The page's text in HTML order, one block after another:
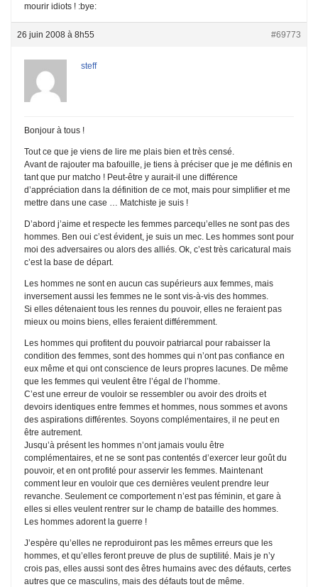
mourir idiots ! :bye:
26 juin 2008 à 8h55 #69773
steff
Bonjour à tous !
Tout ce que je viens de lire me plais bien et très censé.
Avant de rajouter ma bafouille, je tiens à préciser que je me définis en
tant que pur matcho ! Peut-être y aurait-il une différence
d’appréciation dans la définition de ce mot, mais pour simplifier et me
mettre dans une case … Matchiste je suis !
D’abord j’aime et respecte les femmes parcequ’elles ne sont pas des
hommes. Ben oui c’est évident, je suis un mec. Les hommes sont pour
moi des adversaires ou alors des alliés. Ok, c’est très caricatural mais
c’est la base de départ.
Les hommes ne sont en aucun cas supérieurs aux femmes, mais
inversement aussi les femmes ne le sont vis-à-vis des hommes.
Si elles détenaient tous les rennes du pouvoir, elles ne feraient pas
mieux ou moins biens, elles feraient différemment.
Les hommes qui profitent du pouvoir patriarcal pour rabaisser la
condition des femmes, sont des hommes qui n’ont pas confiance en
eux même et qui ont conscience de leurs propres lacunes. De même
que les femmes qui veulent être l’égal de l’homme.
C’est une erreur de vouloir se ressembler ou avoir des droits et
devoirs identiques entre femmes et hommes, nous sommes et avons
des aspirations différentes. Soyons complémentaires, il ne peut en
être autrement.
Jusqu’à présent les hommes n’ont jamais voulu être
complémentaires, et ne se sont pas contentés d’exercer leur goût du
pouvoir, et en ont profité pour asservir les femmes. Maintenant
comment leur en vouloir que ces dernières veulent prendre leur
revanche. Seulement ce comportement n’est pas féminin, et gare à
elles si elles veulent rentrer sur le champ de bataille des hommes.
Les hommes adorent la guerre !
J’espère qu’elles ne reproduiront pas les mêmes erreurs que les
hommes, et qu’elles feront preuve de plus de suptilité. Mais je n’y
crois pas, elles aussi sont des êtres humains avec des défauts, certes
autres que ce masculins, mais des défauts tout de même.